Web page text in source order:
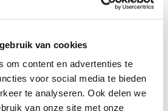
van cookies
om content en advertenties te
voor social media te bieden
te analyseren. Ook delen we
van onze site met onze
om elke auto te herstellen.”
koelpakket, distributie en vooras bij een
je bewust kiezen. Of je gaat helemaal
techniek óf niet. Er zit geen weg tussen.